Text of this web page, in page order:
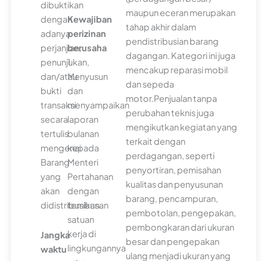
dibuktikan
dengan
adanya
perjanjian,
penunjukan,
dan/atau
bukti
transaksi
secara
tertulis
mengenai
Barang
yang
akan
didistribusikan.
Jangka
waktu
Kewajiban
perizinan
berusaha
1.
Menyusun
dan
menyampaikan
laporan
bulanan
kepada
Menteri
Pertahanan
dengan
tembusan
satuan
kerja di
lingkungannya
maupun eceran merupakan
tahap akhir dalam
pendistribusian barang
dagangan. Kategori ini juga
mencakup reparasi mobil
dan sepeda
motor.Penjualan tanpa
perubahan teknis juga
mengikutkan kegiatan yang
terkait dengan
perdagangan, seperti
penyortiran, pemisahan
kualitas dan penyusunan
barang, pencampuran,
pembotolan, pengepakan,
pembongkaran dari ukuran
besar dan pengepakan
ulang menjadi ukuran yang